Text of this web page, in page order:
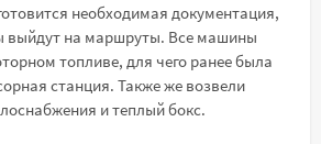
необходимая документация,
выйдут на маршруты. Все машины
топливе, для чего ранее была
станция. Также же возвели
и теплый бокс.